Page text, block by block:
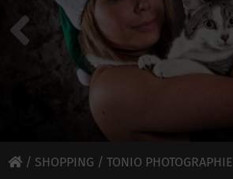
/ SHOPPING / TONIO PHOTOGRAPHIE